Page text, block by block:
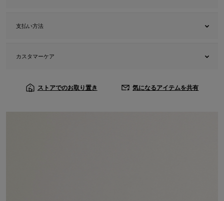
支払い方法
カスタマーケア
ストアでのお取り置き 気になるアイテムを共有